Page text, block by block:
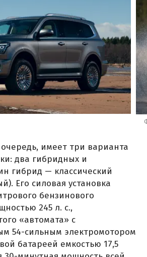
имеет три варианта
два гибридных и
гибрид — классический
Его силовая установка
бензинового
245 л. с.,
«автомата» с
54-сильным электромотором
батареей емкостью 17,5